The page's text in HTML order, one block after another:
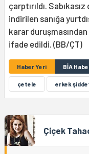
çarptırıldı.
indirilen sanığa
karar
ifade edildi. (BB/ÇT)
Haber Yeri BİA
çetele erkek
Çiçek